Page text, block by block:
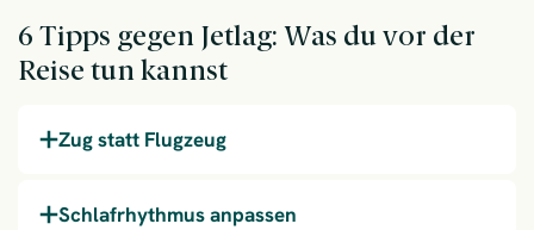
6 Tipps gegen Jetlag: Was du vor der
Reise tun kannst
Zug statt Flugzeug
Schlafrhythmus anpassen